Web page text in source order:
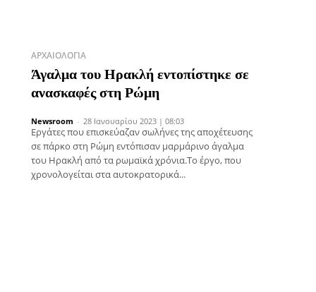
ΑΡΧΑΙΟΛΟΓΊΑ
Άγαλμα του Ηρακλή εντοπίστηκε σε
ανασκαφές στη Ρώμη
Newsroom - 28 Ιανουαρίου 2023 | 08:03
Εργάτες που επισκεύαζαν σωλήνες της αποχέτευσης
σε πάρκο στη Ρώμη εντόπισαν μαρμάρινο άγαλμα
του Ηρακλή από τα ρωμαϊκά χρόνια.Το έργο, που
χρονολογείται στα αυτοκρατορικά...